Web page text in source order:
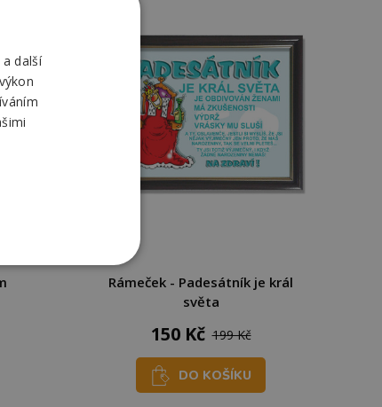
Rámeček - Padesátník je král
světa
150 Kč 199 Kč
DO KOŠÍKU
další